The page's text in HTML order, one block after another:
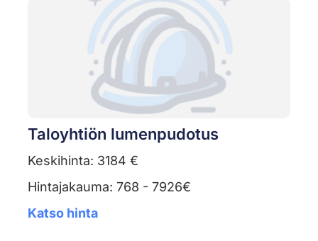
Taloyhtiön lumenpudotus
Keskihinta: 3184 €
Hintajakauma: 768 - 7926€
Katso hinta